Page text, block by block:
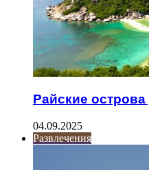
Райские
04.09.2025
Развлечения